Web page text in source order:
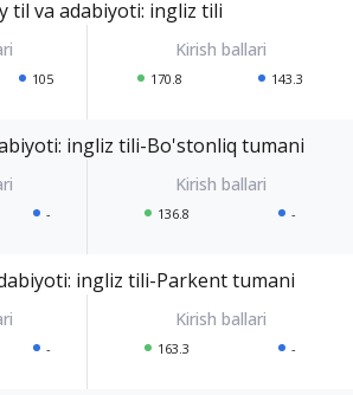
til va adabiyoti: ingliz tili
105 170.8 143.3
ingliz tili-Bo'stonliq tumani
- 136.8 -
ingliz tili-Parkent tumani
- 163.3 -